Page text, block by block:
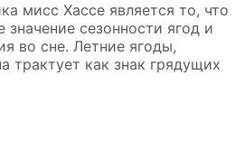
мисс Хассе является то, что
сезонности ягод и
во сне. Летние ягоды,
трактует как знак грядущих